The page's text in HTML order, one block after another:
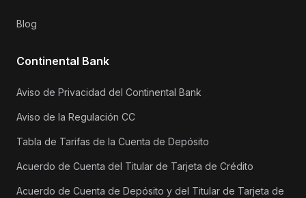
Blog
Continental Bank
Aviso de Privacidad del Continental Bank
Aviso de la Regulación CC
Tabla de Tarifas de la Cuenta de Depósito
Acuerdo de Cuenta del Titular de Tarjeta de Crédito
Acuerdo de Cuenta de Depósito y del Titular de Tarjeta de